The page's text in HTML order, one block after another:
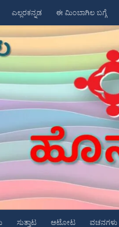
ಎಲ್ಲರಕನ್ನಡ ಈ ಮಿಂಬಾಗಿಲ ಬಗ್ಗೆ
ಸುತ್ತಾಟ ಆಟೋಟ ವಚನಗಳು